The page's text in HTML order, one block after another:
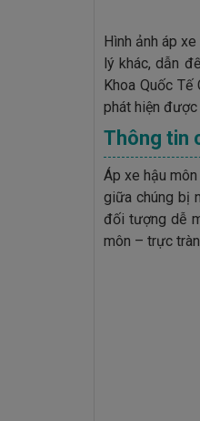
Hình ảnh áp
lý khác, dẫn
Khoa Quốc
phát hiện
Thông tin
Áp xe hậu
giữa chúng bị
đối tượng dễ
môn – trực